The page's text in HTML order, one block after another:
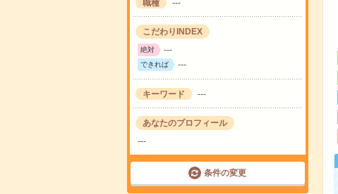
職種 ---
こだわりINDEX
絶対 ---
できれば ---
キーワード ---
あなたのプロフィール
---
条件の変更